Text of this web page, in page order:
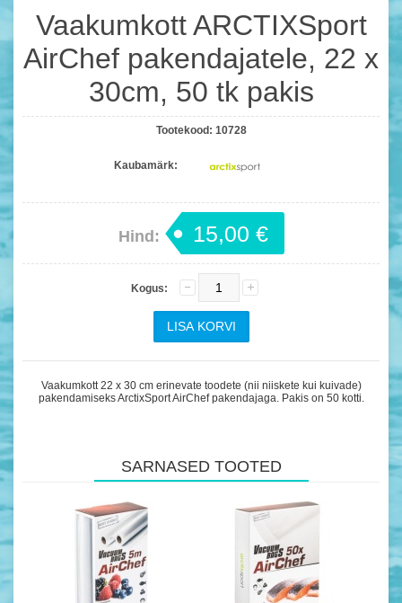
Vaakumkott ARCTIXSport
AirChef pakendajatele, 22 x
30cm, 50 tk pakis
Tootekood: 10728
Kaubamärk:
Hind: 15,00 €
Kogus:
Vaakumkott 22 x 30 cm erinevate toodete (nii niiskete kui kuivade)
pakendamiseks ArctixSport AirChef pakendajaga. Pakis on 50 kotti.
SARNASED TOOTED